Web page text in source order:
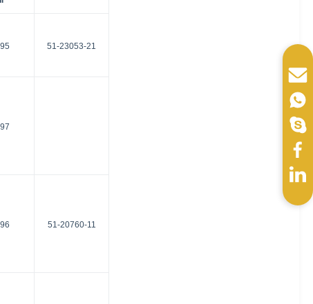
51-23053-21
51-20760-11